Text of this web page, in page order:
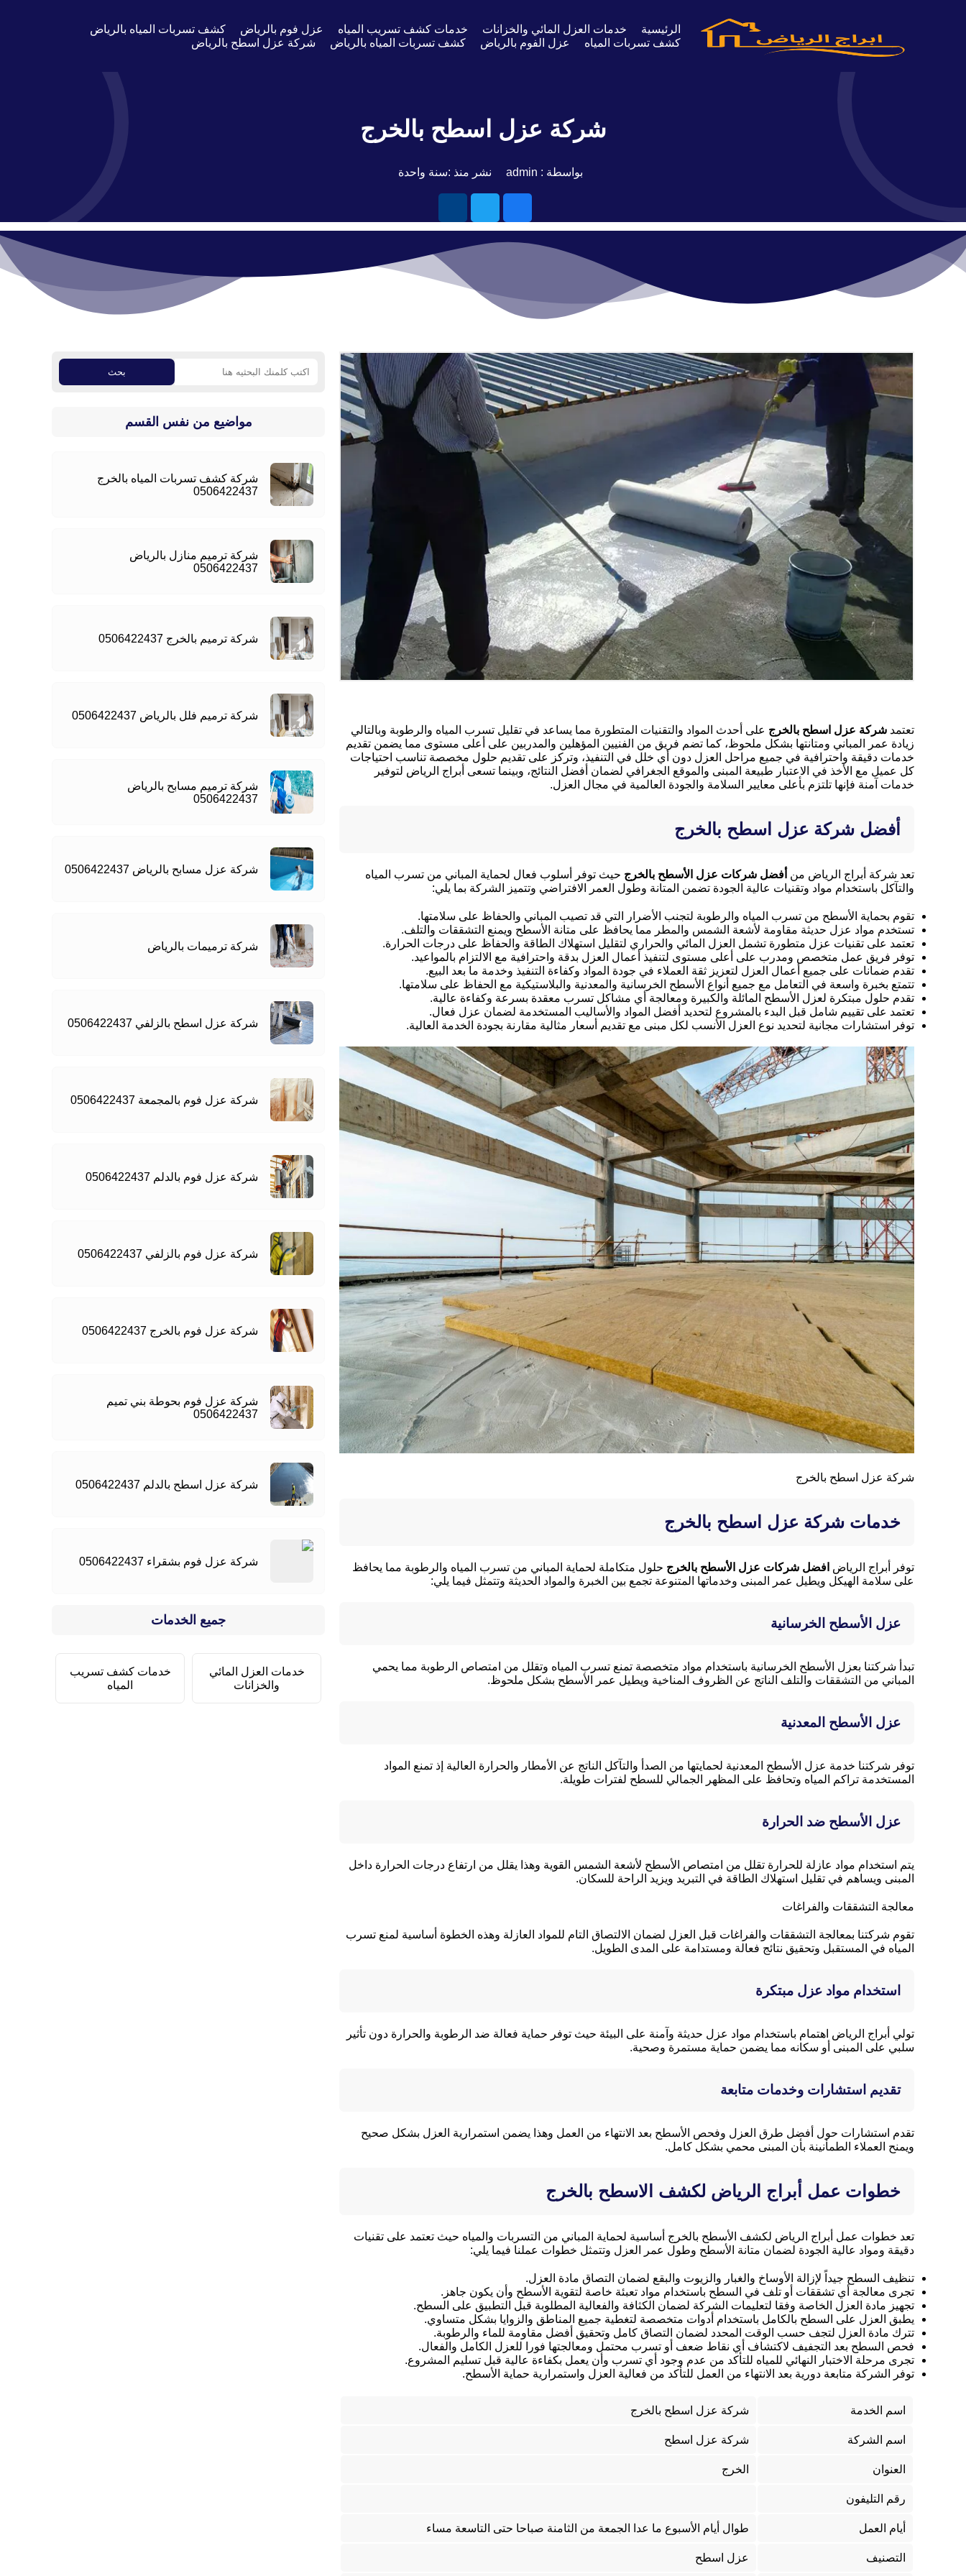
الرئيسية خدمات العزل المائي والخزانات خدمات كشف تسريب المياه عزل فوم بالرياض
كشف تسربات المياه بالرياض
كشف تسربات المياه
عزل الفوم بالرياض كشف تسربات المياه بالرياض شركة عزل اسطح بالرياض
شركة عزل اسطح بالخرج
بواسطة : admin نشر منذ :سنة واحدة
تعتمد شركة عزل اسطح بالخرج على أحدث المواد والتقنيات المتطورة مما يساعد في تقليل تسرب المياه والرطوبة وبالتالي
زيادة عمر المباني ومتانتها بشكل ملحوظ، كما تضم فريق من الفنيين المؤهلين والمدربين على أعلى مستوى مما يضمن تقديم
خدمات دقيقة واحترافية في جميع مراحل العزل دون أي خلل في التنفيذ، وتركز على تقديم حلول مخصصة تناسب احتياجات
كل عميل مع الأخذ في الاعتبار طبيعة المبنى والموقع الجغرافي لضمان أفضل النتائج، وبينما تسعى أبراج الرياض لتوفير
خدمات آمنة فإنها تلتزم بأعلى معايير السلامة والجودة العالمية في مجال العزل.
أفضل شركة عزل اسطح بالخرج
تعد شركة أبراج الرياض من أفضل شركات عزل الأسطح بالخرج حيث توفر أسلوب فعال لحماية المباني من تسرب المياه
والتآكل باستخدام مواد وتقنيات عالية الجودة تضمن المتانة وطول العمر الافتراضي وتتميز الشركة بما يلي:
تقوم بحماية الأسطح من تسرب المياه والرطوبة لتجنب الأضرار التي قد تصيب المباني والحفاظ على سلامتها.
تستخدم مواد عزل حديثة مقاومة لأشعة الشمس والمطر مما يحافظ على متانة الأسطح ويمنع التشققات والتلف.
تعتمد على تقنيات عزل متطورة تشمل العزل المائي والحراري لتقليل استهلاك الطاقة والحفاظ على درجات الحرارة.
توفر فريق عمل متخصص ومدرب على أعلى مستوى لتنفيذ أعمال العزل بدقة واحترافية مع الالتزام بالمواعيد.
تقدم ضمانات على جميع أعمال العزل لتعزيز ثقة العملاء في جودة المواد وكفاءة التنفيذ وخدمة ما بعد البيع.
تتمتع بخبرة واسعة في التعامل مع جميع أنواع الأسطح الخرسانية والمعدنية والبلاستيكية مع الحفاظ على سلامتها.
تقدم حلول مبتكرة لعزل الأسطح المائلة والكبيرة ومعالجة أي مشاكل تسرب معقدة بسرعة وكفاءة عالية.
تعتمد على تقييم شامل قبل البدء بالمشروع لتحديد أفضل المواد والأساليب المستخدمة لضمان عزل فعال.
توفر استشارات مجانية لتحديد نوع العزل الأنسب لكل مبنى مع تقديم أسعار مثالية مقارنة بجودة الخدمة العالية.
شركة عزل اسطح بالخرج
خدمات شركة عزل اسطح بالخرج
توفر أبراج الرياض افضل شركات عزل الأسطح بالخرج حلول متكاملة لحماية المباني من تسرب المياه والرطوبة مما يحافظ
على سلامة الهيكل ويطيل عمر المبنى وخدماتها المتنوعة تجمع بين الخبرة والمواد الحديثة وتتمثل فيما يلي:
عزل الأسطح الخرسانية
تبدأ شركتنا بعزل الأسطح الخرسانية باستخدام مواد متخصصة تمنع تسرب المياه وتقلل من امتصاص الرطوبة مما يحمي
المباني من التشققات والتلف الناتج عن الظروف المناخية ويطيل عمر الأسطح بشكل ملحوظ.
عزل الأسطح المعدنية
توفر شركتنا خدمة عزل الأسطح المعدنية لحمايتها من الصدأ والتآكل الناتج عن الأمطار والحرارة العالية إذ تمنع المواد
المستخدمة تراكم المياه وتحافظ على المظهر الجمالي للسطح لفترات طويلة.
عزل الأسطح ضد الحرارة
يتم استخدام مواد عازلة للحرارة تقلل من امتصاص الأسطح لأشعة الشمس القوية وهذا يقلل من ارتفاع درجات الحرارة داخل
المبنى ويساهم في تقليل استهلاك الطاقة في التبريد ويزيد الراحة للسكان.
معالجة التشققات والفراغات
تقوم شركتنا بمعالجة التشققات والفراغات قبل العزل لضمان الالتصاق التام للمواد العازلة وهذه الخطوة أساسية لمنع تسرب
المياه في المستقبل وتحقيق نتائج فعالة ومستدامة على المدى الطويل.
استخدام مواد عزل مبتكرة
تولي أبراج الرياض اهتمام باستخدام مواد عزل حديثة وآمنة على البيئة حيث توفر حماية فعالة ضد الرطوبة والحرارة دون تأثير
سلبي على المبنى أو سكانه مما يضمن حماية مستمرة وصحية.
تقديم استشارات وخدمات متابعة
تقدم استشارات حول أفضل طرق العزل وفحص الأسطح بعد الانتهاء من العمل وهذا يضمن استمرارية العزل بشكل صحيح
ويمنح العملاء الطمأنينة بأن المبنى محمي بشكل كامل.
خطوات عمل أبراج الرياض لكشف الاسطح بالخرج
تعد خطوات عمل أبراج الرياض لكشف الأسطح بالخرج أساسية لحماية المباني من التسربات والمياه حيث تعتمد على تقنيات
دقيقة ومواد عالية الجودة لضمان متانة الأسطح وطول عمر العزل وتتمثل خطوات عملنا فيما يلي:
تنظيف السطح جيداً لإزالة الأوساخ والغبار والزيوت والبقع لضمان التصاق مادة العزل.
تجرى معالجة أي تشققات أو تلف في السطح باستخدام مواد تعبئة خاصة لتقوية الأسطح وأن يكون جاهز.
تجهيز مادة العزل الخاصة وفقا لتعليمات الشركة لضمان الكثافة والفعالية المطلوبة قبل التطبيق على السطح.
يطبق العزل على السطح بالكامل باستخدام أدوات متخصصة لتغطية جميع المناطق والزوايا بشكل متساوي.
تترك مادة العزل لتجف حسب الوقت المحدد لضمان التصاق كامل وتحقيق أفضل مقاومة للماء والرطوبة.
فحص السطح بعد التجفيف لاكتشاف أي نقاط ضعف أو تسرب محتمل ومعالجتها فورا للعزل الكامل والفعال.
تجرى مرحلة الاختبار النهائي للمياه للتأكد من عدم وجود أي تسرب وأن يعمل بكفاءة عالية قبل تسليم المشروع.
توفر الشركة متابعة دورية بعد الانتهاء من العمل للتأكد من فعالية العزل واستمرارية حماية الأسطح.
اسم الخدمة شركة عزل اسطح بالخرج
اسم الشركة شركة عزل اسطح
العنوان الخرج
رقم التليفون
أيام العمل طوال أيام الأسبوع ما عدا الجمعة من الثامنة صباحا حتى التاسعة مساء
التصنيف عزل اسطح
بحث
مواضيع من نفس القسم
شركة كشف تسربات المياه بالخرج
0506422437
شركة ترميم منازل بالرياض
0506422437
شركة ترميم بالخرج 0506422437
شركة ترميم فلل بالرياض 0506422437
شركة ترميم مسابح بالرياض
0506422437
شركة عزل مسابح بالرياض 0506422437
شركة ترميمات بالرياض
شركة عزل اسطح بالزلفي 0506422437
شركة عزل فوم بالمجمعة 0506422437
شركة عزل فوم بالدلم 0506422437
شركة عزل فوم بالزلفي 0506422437
شركة عزل فوم بالخرج 0506422437
شركة عزل فوم بحوطة بني تميم
0506422437
شركة عزل اسطح بالدلم 0506422437
شركة عزل فوم بشقراء 0506422437
جميع الخدمات
خدمات العزل المائي
والخزانات
خدمات كشف تسريب
المياه